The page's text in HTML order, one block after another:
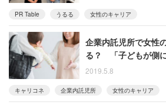
PR Table うるる 女性のキャリア
企業内託児所で女性
る？ 「子どもが側
中できる」という声
2019.5.8
キャリコネ 企業内託児所 女性のキャリア